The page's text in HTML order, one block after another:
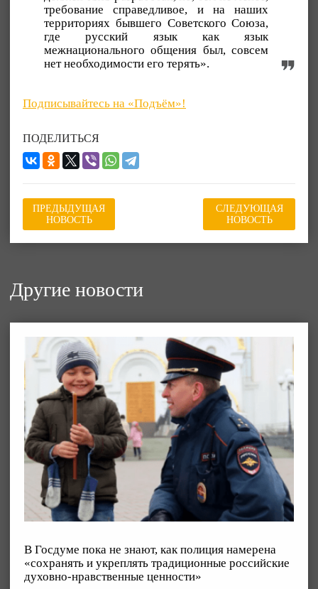
требование справедливое, и на наших
территориях бывшего Советского Союза,
где русский язык как язык
межнационального общения был, совсем
нет необходимости его терять».
Подписывайтесь на «Подъём»!
ПОДЕЛИТЬСЯ
ПРЕДЫДУЩАЯ
НОВОСТЬ
СЛЕДУЮЩАЯ
НОВОСТЬ
Другие новости
В Госдуме пока не знают, как полиция намерена
«сохранять и укреплять традиционные российские
духовно-нравственные ценности»